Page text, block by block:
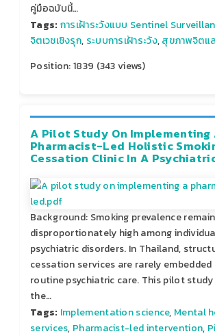
คู่มือฉบับนี้…
Tags: การเฝ้าระวังแบบ Sentinel
จิตเวชเชิงรุก, ระบบการเฝ้าระวัง,สุขภาพจิตแ
Position:1839 (343views)
A Pilot Study On Implementing
Pharmacist-Led Holistic
Cessation Clinic In A
Background: Smoking prevalence
disproportionately high among
psychiatric disorders. In Thailand,
cessation services are rarely embedded
routine psychiatric care. This pilot
the…
Tags: Implementation science, Mental
services, Pharmacist-led intervention,